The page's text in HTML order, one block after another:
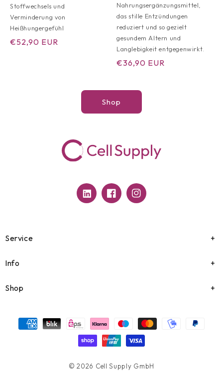
Stoffwechsels und
Verminderung von
Heißhungergefühl
Normaler
€52,90 EUR
Nahrungsergänzungsmittel,
das stille Entzündungen
reduziert und so gezielt
gesundem Altern und
Langlebigkeit entgegenwirkt.
Normaler
€36,90 EUR
Shop
TranslationFacebookInstagram
Service
Info
Shop
Zahlungsmethoden
© 2026 Cell Supply GmbH